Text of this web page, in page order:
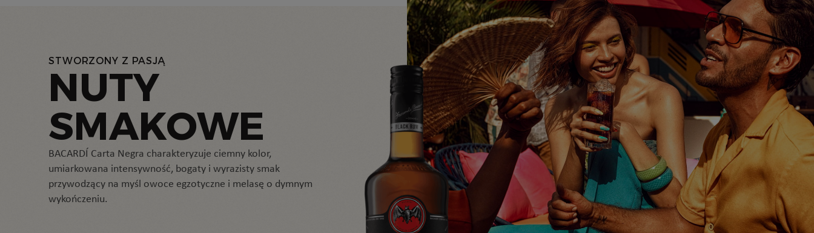
NEGRA
STWORZONY Z PASJĄ
NUTY
SMAKOWE
BACARDÍ Carta Negra charakteryzuje ciemny kolor,
umiarkowana intensywność, bogaty i wyrazisty smak
przywodzący na myśl owoce egzotyczne i melasę o dymnym
wykończeniu.